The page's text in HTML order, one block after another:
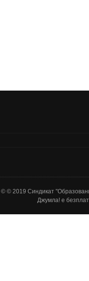
© © 2019 Синдикат
Джумла! е